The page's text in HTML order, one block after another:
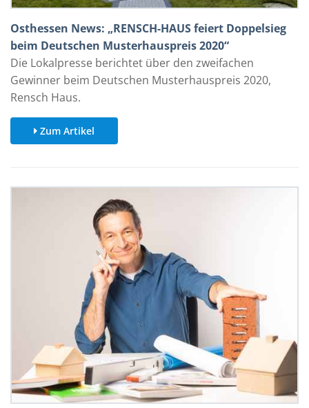
Osthessen News: „RENSCH-HAUS feiert Doppelsieg
beim Deutschen Musterhauspreis 2020“
Die Lokalpresse berichtet über den zweifachen
Gewinner beim Deutschen Musterhauspreis 2020,
Rensch Haus.
Zum Artikel